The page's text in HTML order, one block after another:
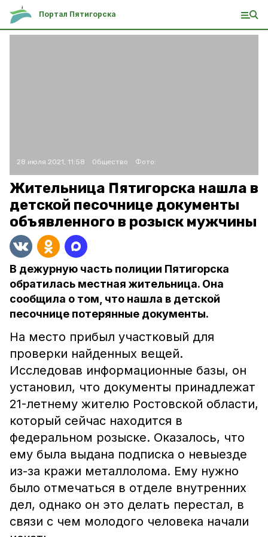
Портал Пятигорска
28 июля 2021, 11:58 Общество Фото:
Жительница Пятигорска нашла в
детской песочнице документы
объявленного в розыск мужчины
В дежурную часть полиции Пятигорска
обратилась местная жительница. Она
сообщила о том, что нашла в детской
песочнице потерянные документы.
На место прибыл участковый для
проверки найденных вещей.
Исследовав информационные базы, он
установил, что документы принадлежат
21-летнему жителю Ростовской области,
который сейчас находится в
федеральном розыске. Оказалось, что
ему была выдана подписка о невыезде
из-за кражи металлолома. Ему нужно
было отмечаться в отделе внутренних
дел, однако он это делать перестал, в
связи с чем молодого человека начали